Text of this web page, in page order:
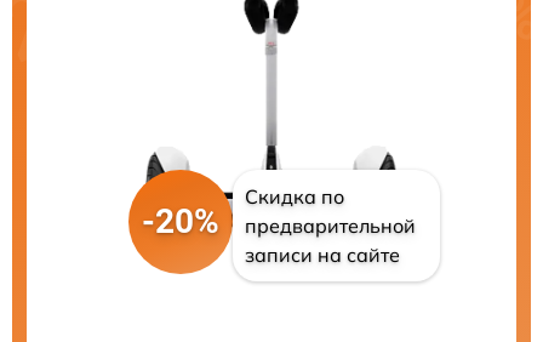
-20%
Скидка по
предварительной
записи на сайте